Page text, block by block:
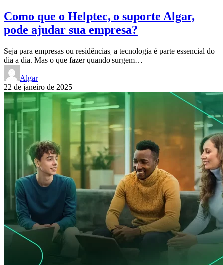
Como que o Helptec, o suporte Algar,
pode ajudar sua empresa?
Seja para empresas ou residências, a tecnologia é parte essencial do
dia a dia. Mas o que fazer quando surgem…
Algar
22 de janeiro de 2025